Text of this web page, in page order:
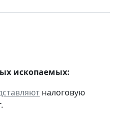
ископаемых:
налоговую